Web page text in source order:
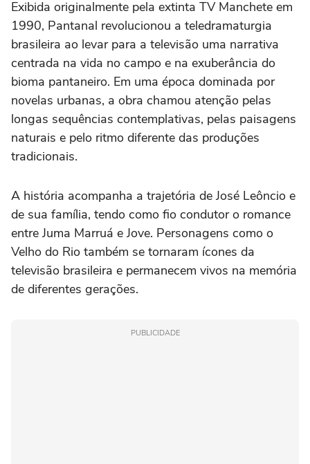
Exibida originalmente pela extinta TV Manchete em
1990, Pantanal revolucionou a teledramaturgia
brasileira ao levar para a televisão uma narrativa
centrada na vida no campo e na exuberância do
bioma pantaneiro. Em uma época dominada por
novelas urbanas, a obra chamou atenção pelas
longas sequências contemplativas, pelas paisagens
naturais e pelo ritmo diferente das produções
tradicionais.
A história acompanha a trajetória de José Leôncio e
de sua família, tendo como fio condutor o romance
entre Juma Marruá e Jove. Personagens como o
Velho do Rio também se tornaram ícones da
televisão brasileira e permanecem vivos na memória
de diferentes gerações.
PUBLICIDADE